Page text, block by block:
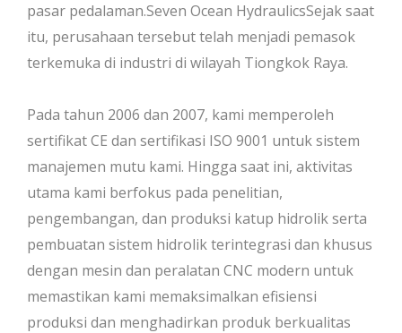
pasar pedalaman.Seven Ocean HydraulicsSejak saat
itu, perusahaan tersebut telah menjadi pemasok
terkemuka di industri di wilayah Tiongkok Raya.
Pada tahun 2006 dan 2007, kami memperoleh
sertifikat CE dan sertifikasi ISO 9001 untuk sistem
manajemen mutu kami. Hingga saat ini, aktivitas
utama kami berfokus pada penelitian,
pengembangan, dan produksi katup hidrolik serta
pembuatan sistem hidrolik terintegrasi dan khusus
dengan mesin dan peralatan CNC modern untuk
memastikan kami memaksimalkan efisiensi
produksi dan menghadirkan produk berkualitas